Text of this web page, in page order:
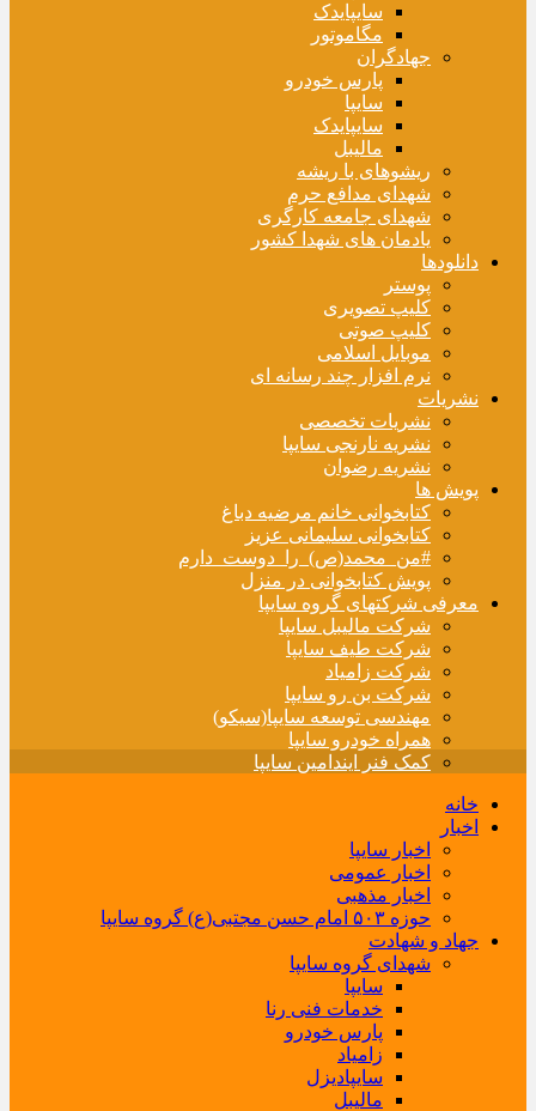
سایپایدک
مگاموتور
جهادگران
پارس خودرو
سایپا
سایپایدک
مالیبل
ریشوهای با ریشه
شهدای مدافع حرم
شهدای جامعه کارگری
یادمان های شهدا کشور
دانلودها
پوستر
کلیپ تصویری
کلیپ صوتی
موبایل اسلامی
نرم افزار چند رسانه ای
نشریات
نشریات تخصصی
نشریه نارنجی سایپا
نشریه رضوان
پویش ها
کتابخوانی خانم مرضیه دباغ
کتابخوانی سلیمانی عزیز
#من_محمد(ص)_را_دوست_دارم
پویش کتابخوانی در منزل
معرفی شرکتهای گروه سایپا
شرکت مالیبل سایپا
شرکت طیف سایپا
شرکت زامیاد
شرکت بن رو سایپا
مهندسی توسعه سایپا(سیکو)
همراه خودرو سایپا
کمک فنر ایندامین سایپا
خانه
اخبار
اخبار سایپا
اخبار عمومی
اخبار مذهبی
حوزه ۵۰۳ امام حسن مجتبی(ع) گروه سایپا
جهاد و شهادت
شهدای گروه سایپا
سایپا
خدمات فنی رنا
پارس خودرو
زامیاد
سایپادیزل
مالیبل